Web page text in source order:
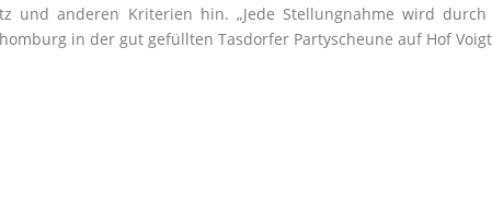
und anderen Kriterien hin. „Jede Stellungnahme wird
in der gut gefüllten Tasdorfer Partyscheune auf Hof